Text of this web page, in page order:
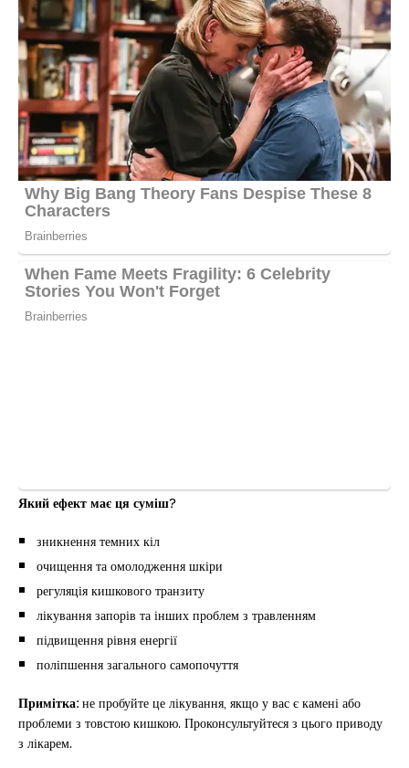
Який ефект має ця суміш?
зникнення темних кіл
очищення та омолодження шкіри
регуляція кишкового транзиту
лікування запорів та інших проблем з травленням
підвищення рівня енергії
поліпшення загального самопочуття
Примітка:не пробуйте це лікування, якщо у вас є камені або
проблеми з товстою кишкою. Проконсультуйтеся з цього приводу
з лікарем.